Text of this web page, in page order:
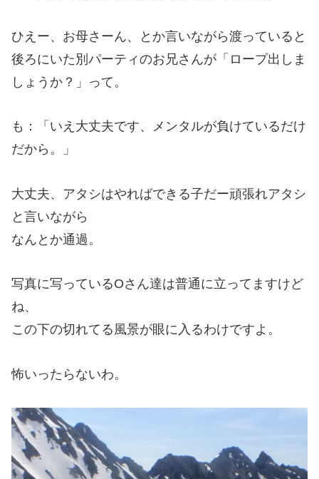
ひえー、お母さーん、とか言いながら渡っていると
後ろにいた別パーティのお兄さんが「ロープ出しま
しょうか？」って。
も：「いえ大丈夫です、メンタルが負けているだけ
だから。」
大丈夫、アタシはやればできる子だー頑張れアタシ
と言いながら
なんとか通過。
写真に写っているOさん達は普通に立ってますけど
ね、
この下の切れてる風景が眼に入るわけですよ。
怖いったらないわ。